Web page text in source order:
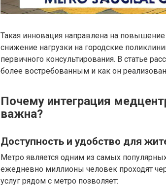
Такая инновация направлена на
снижение нагрузки на городские
первичного консультирования. В статье
более востребованным и как он
Почему интеграция
важна?
Доступность и удобство для
Метро является одним из самых
ежедневно миллионы человек проходят
услуг рядом с метро позволяет: